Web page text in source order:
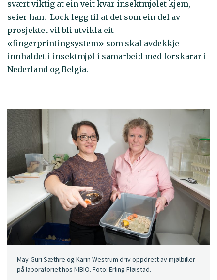
svært viktig at ein veit kvar insektmjølet kjem,
seier han. Lock legg til at det som ein del av
prosjektet vil bli utvikla eit
«fingerprintingsystem» som skal avdekkje
innhaldet i insektmjøl i samarbeid med forskarar i
Nederland og Belgia.
May-Guri Sæthre og Karin Westrum driv oppdrett av mjølbiller
på laboratoriet hos NIBIO. Foto: Erling Fløistad.